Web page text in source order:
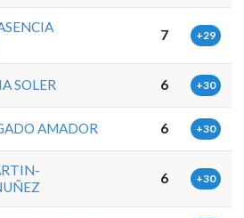
7 +29
SOLER 6 +30
AMADOR 6 +30
6 +30